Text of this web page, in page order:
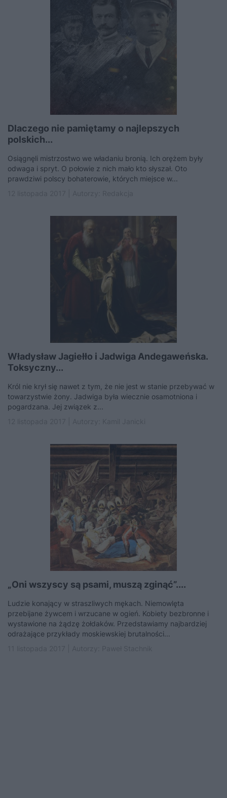
Dlaczego nie pamiętamy o najlepszych
polskich...
Osiągnęli mistrzostwo we władaniu bronią. Ich orężem były
odwaga i spryt. O połowie z nich mało kto słyszał. Oto
prawdziwi polscy bohaterowie, których miejsce w...
Władysław Jagiełło i Jadwiga Andegaweńska.
Toksyczny...
Król nie krył się nawet z tym, że nie jest w stanie przebywać w
towarzystwie żony. Jadwiga była wiecznie osamotniona i
pogardzana. Jej związek z...
„Oni wszyscy są psami, muszą zginąć”....
Ludzie konający w straszliwych mękach. Niemowlęta
przebijane żywcem i wrzucane w ogień. Kobiety bezbronne i
wystawione na żądzę żołdaków. Przedstawiamy najbardziej
odrażające przykłady moskiewskiej brutalności...